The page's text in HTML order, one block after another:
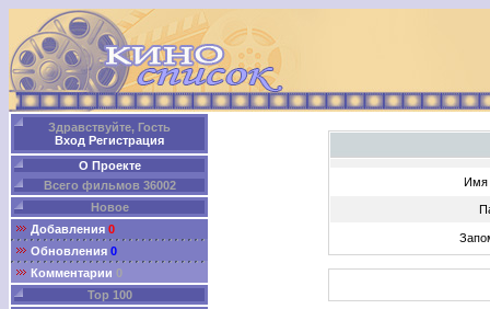
Здравствуйте, Гость
Вход Регистрация
О Проекте
Всего фильмов 36002
Новое
Добавления 0
Обновления 0
Комментарии 0
Top 100
Имя